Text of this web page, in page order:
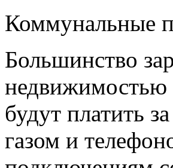
Коммунальные
Большинство
недвижимостью
будут платить
газом и